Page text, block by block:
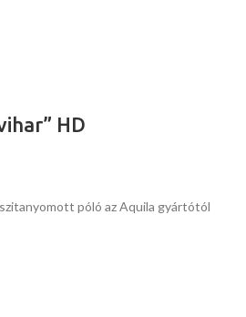
HD
póló az Aquila gyártótól